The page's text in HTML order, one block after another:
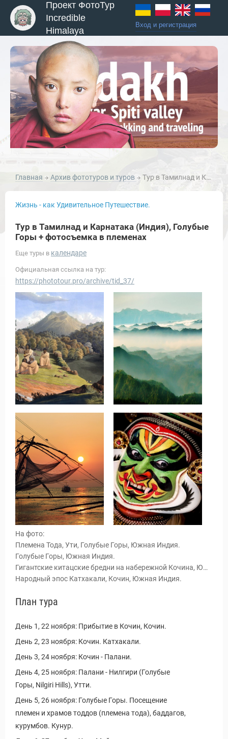
Проект ФотоТур
Incredible
Himalaya
Вход и регистрация
Главная Архив фототуров и туров Тур в Тамилнад и Карнатака (Индия), Голубые Горы + фотосъемка в племенах
Жизнь - как Удивительное Путешествие.
Тур в Тамилнад и Карнатака (Индия), Голубые
Горы + фотосъемка в племенах
Еще туры в календаре
Официальная ссылка на тур:
https://phototour.pro/archive/tid_37/
На фото:
Племена Тода, Ути, Голубые Горы, Южная Индия.
Голубые Горы, Южная Индия.
Гигантские китацские бредни на набережной Кочина, Южная Индия.
Народный эпос Катхакали, Кочин, Южная Индия.
План тура
День 1, 22 ноября: Прибытие в Кочин, Кочин.
День 2, 23 ноября: Кочин. Катхакали.
День 3, 24 ноября: Кочин - Палани.
День 4, 25 ноября: Палани - Нилгири (Голубые
Горы, Nilgiri Hills), Утти.
День 5, 26 ноября: Голубые Горы. Посещение
племен и храмов тоддов (племена тода), баддагов,
курумбов. Кунур.